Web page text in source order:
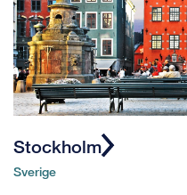
Stockholm
Sverige